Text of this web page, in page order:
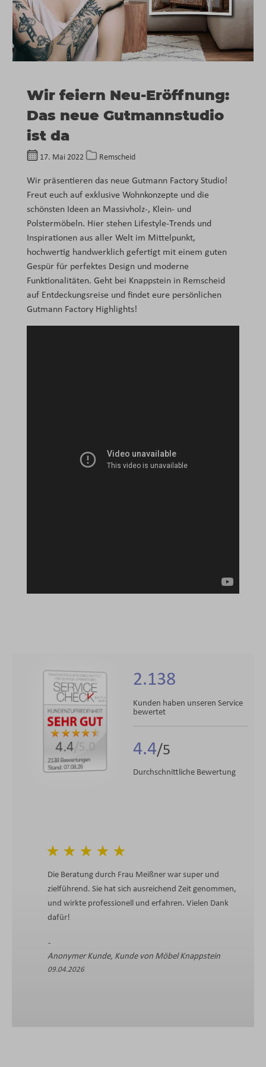
Wir feiern Neu-Eröffnung:
Das neue Gutmannstudio
ist da
17. Mai 2022 Remscheid
Wir präsentieren das neue Gutmann Factory Studio!
Freut euch auf exklusive Wohnkonzepte und die
schönsten Ideen an Massivholz-, Klein- und
Polstermöbeln. Hier stehen Lifestyle-Trends und
Inspirationen aus aller Welt im Mittelpunkt,
hochwertig handwerklich gefertigt mit einem guten
Gespür für perfektes Design und moderne
Funktionalitäten. Geht bei Knappstein in Remscheid
auf Entdeckungsreise und findet eure persönlichen
Gutmann Factory Highlights!
2138 Bewertungen
Stand: 07.08.26
4.4/5.0
2.138
Kunden haben unseren Service
bewertet
4.4
Durchschnittliche Bewertung
Die Beratung durch Frau Meißner war super und
zielführend. Sie hat sich ausreichend Zeit genommen,
und wirkte professionell und erfahren. Vielen Dank
dafür!
Anonymer Kunde, Kunde von Möbel Knappstein
09.04.2026